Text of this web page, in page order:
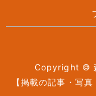
Copyright ©
【掲載の記事・写